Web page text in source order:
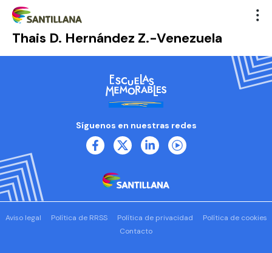
Thais D. Hernández Z.-Venezuela
Síguenos en nuestras redes
Aviso legal Política de RRSS Política de privacidad
Política de cookies
Contacto